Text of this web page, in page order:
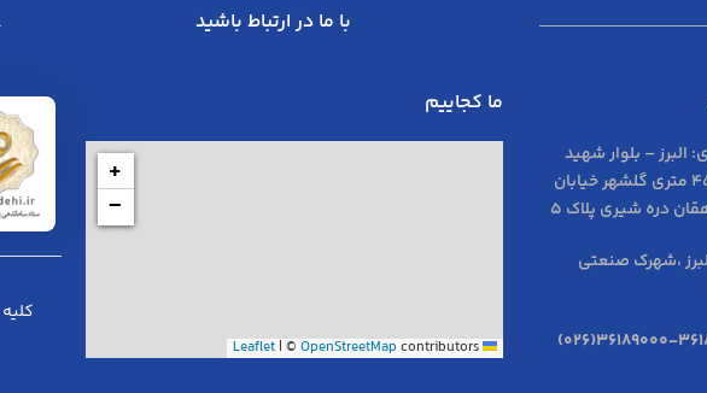
با ما در ارتباط باشید
البرز – بلوار شهید
بهشتی بالاتر از 45 متری گلشهر خیابان
دره شیری پلاک 5
،شهرک صنعتی
36188-
ما کجاییم
+
−
Leaflet
| © OpenStreetMap contributors